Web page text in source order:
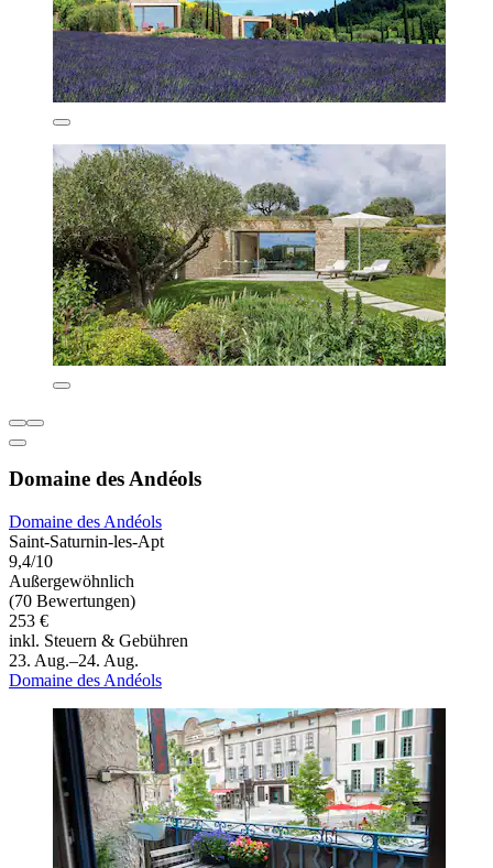
Domaine des Andéols
Domaine des Andéols
Saint-Saturnin-les-Apt
9,4/10
Außergewöhnlich
(70 Bewertungen)
253 €
inkl. Steuern & Gebühren
23. Aug.–24. Aug.
Domaine des Andéols